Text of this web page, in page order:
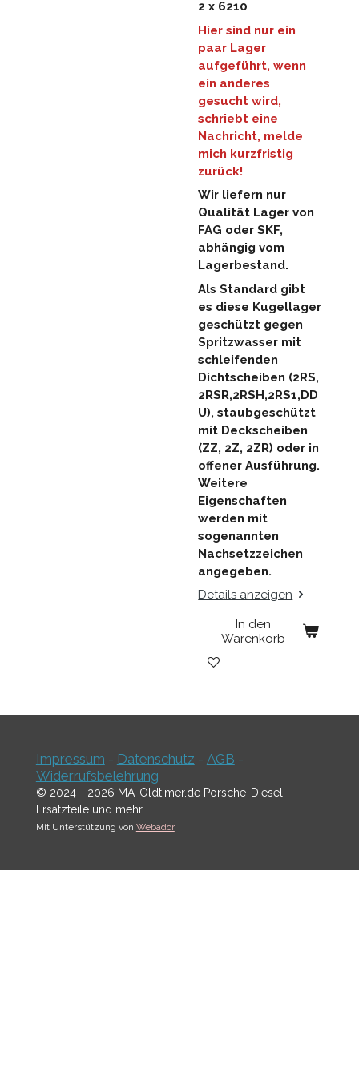
2 x 6210
Hier sind nur ein
paar Lager
aufgeführt, wenn
ein anderes
gesucht wird,
schriebt eine
Nachricht, melde
mich kurzfristig
zurück!
Wir liefern nur
Qualität Lager von
FAG oder SKF,
abhängig vom
Lagerbestand.
Als Standard gibt
es diese Kugellager
geschützt gegen
Spritzwasser mit
schleifenden
Dichtscheiben (2RS,
2RSR,2RSH,2RS1,DD
U), staubgeschützt
mit Deckscheiben
(ZZ, 2Z, 2ZR) oder in
offener Ausführung.
Weitere
Eigenschaften
werden mit
sogenannten
Nachsetzzeichen
angegeben.
Details anzeigen
In den
Warenkorb
Impressum - Datenschutz - AGB -
Widerrufsbelehrung
© 2024 - 2026 MA-Oldtimer.de Porsche-Diesel
Ersatzteile und mehr....
Mit Unterstützung von Webador